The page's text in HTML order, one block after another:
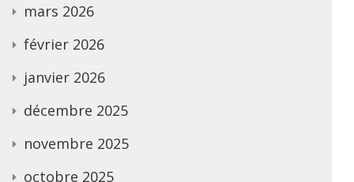
mars 2026
février 2026
janvier 2026
décembre 2025
novembre 2025
octobre 2025